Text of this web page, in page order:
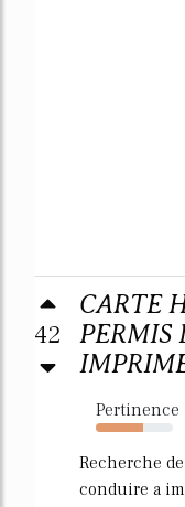
42
CARTE
PERMIS
Pertinence
62%
Recherche
conduire a